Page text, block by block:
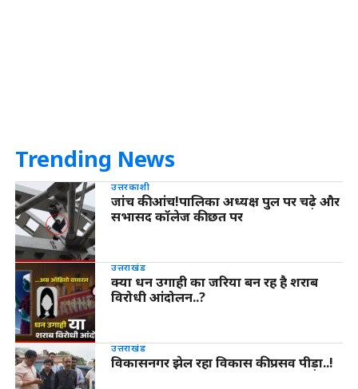
Trending News
उत्तरकाशी
जांच की आंच!पालिका अध्यक्ष पुल पर चढ़े और
सभासद कॉलेज की छत पर
उत्तराखंड
क्या धन उगाही का जरिया बन रह है शराब
विरोधी आंदोलन..?
उत्तराखंड
विकासनगर झेल रहा विकास की प्रसव पीड़ा..!